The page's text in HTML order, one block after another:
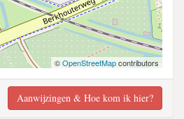
©OpenStreetMapcontributors
Aanwijzingen & Hoe kom ik hier?